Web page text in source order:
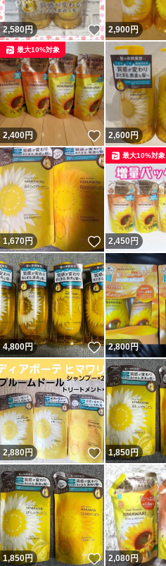
2,580円 いいね！
2,900円
2,400円 いいね！
最大10%対象
2,600円
1,670円 いいね！
2,450 円
最大10%対象
4,800円 いいね！
2,800円
2,880円 いいね！
1,850円
1,850円 いいね！
2,080円